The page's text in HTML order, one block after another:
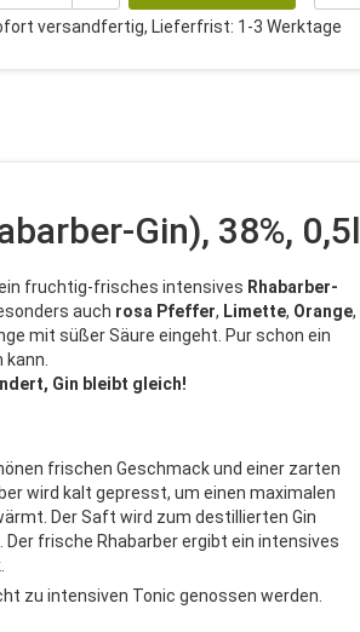
versandfertig, Lieferfrist: 1-3 Werktage
Gin), 38%, 0,5l
fruchtig-frisches intensives Rhabarber-
auch rosa Pfeffer, Limette, Orange,
mit süßer Säure eingeht. Pur schon ein
Gin bleibt gleich!
frischen Geschmack und einer zarten
wird kalt gepresst, um einen maximalen
Der Saft wird zum destillierten Gin
frische Rhabarber ergibt ein intensives
zu intensiven Tonic genossen werden.